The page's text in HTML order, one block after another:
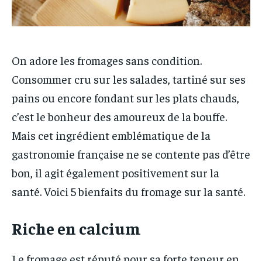
On adore les fromages sans condition.
Consommer cru sur les salades, tartiné sur ses
pains ou encore fondant sur les plats chauds,
c’est le bonheur des amoureux de la bouffe.
Mais cet ingrédient emblématique de la
gastronomie française ne se contente pas d’être
bon, il agit également positivement sur la
santé. Voici 5 bienfaits du fromage sur la santé.
Riche en calcium